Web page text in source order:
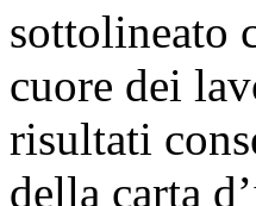
sottolineato
cuore dei
risultati
della carta